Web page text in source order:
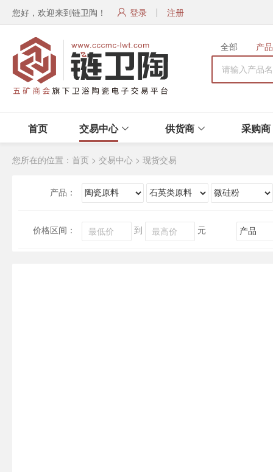
您好，欢迎来到链卫陶！ 登录 注册
全部 产品
首页 交易中心 供货商 采购商
您所在的位置： 首页 > 交易中心 > 现货交易
产品：
价格区间： 到 元